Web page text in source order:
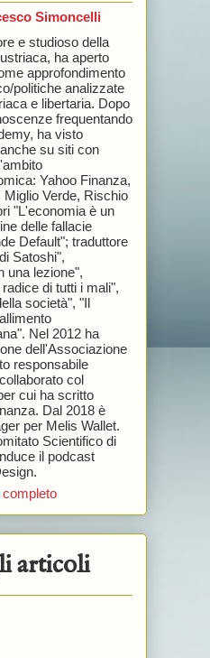
Simoncelli
e studioso della
ha aperto
approfondimento
politiche analizzate
e libertaria. Dopo
frequentando
ha visto
su siti con
Yahoo Finanza,
Miglio Verde, Rischio
"L'economia è un
delle fallacie
Default"; traduttore
Satoshi",
una lezione",
di tutti i mali",
società", "Il
Nel 2012 ha
dell'Associazione
responsabile
col
cui ha scritto
Dal 2018 è
per Melis Wallet.
Scientifico di
il podcast
articoli